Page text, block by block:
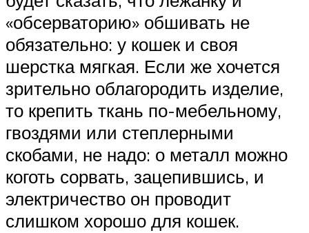
«обсерваторию» обшивать не
обязательно: у кошек и своя
шерстка мягкая. Если же хочется
зрительно облагородить изделие,
то крепить ткань по-мебельному,
гвоздями или степлерными
скобами, не надо: о металл можно
коготь сорвать, зацепившись, и
электричество он проводит
слишком хорошо для кошек.